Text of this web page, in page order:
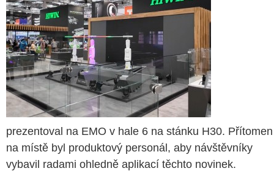
prezentoval na EMO v hale 6 na stánku H30. Přítomen
na místě byl produktový personál, aby návštěvníky
vybavil radami ohledně aplikací těchto novinek.